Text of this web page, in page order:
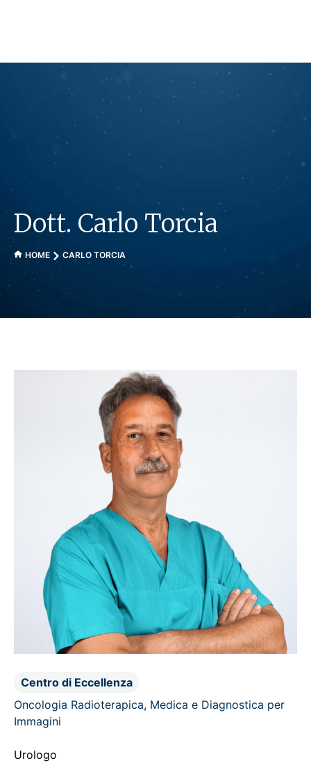
Dott. Carlo Torcia
HOME CARLO TORCIA
Centro di Eccellenza
Oncologia Radioterapica, Medica e Diagnostica per
Immagini
Urologo